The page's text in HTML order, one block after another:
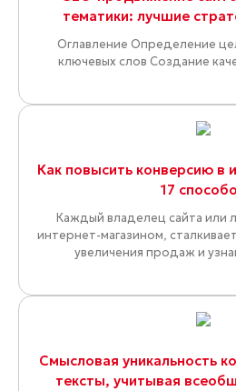
тематики: лучшие
Оглавление Определение
ключевых слов Создание
Как повысить конверсию в
17
Каждый владелец сайта или
интернет-магазином,
увеличения продаж и
Смысловая уникальность
тексты, учитывая